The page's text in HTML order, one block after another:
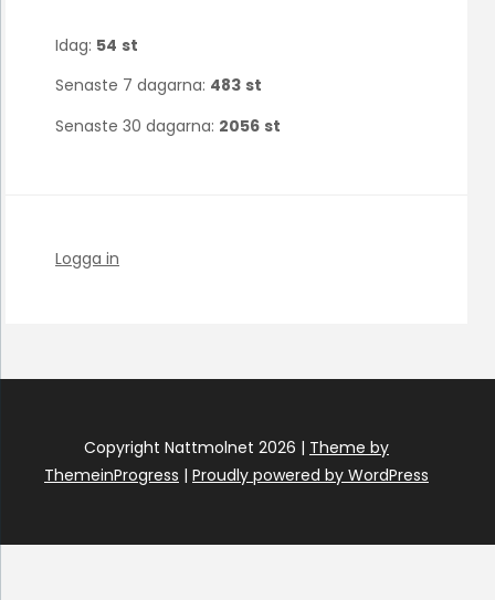
Idag: 54 st
Senaste 7 dagarna: 483 st
Senaste 30 dagarna: 2056 st
Logga in
Copyright Nattmolnet 2026 | Theme by
ThemeinProgress | Proudly powered by WordPress